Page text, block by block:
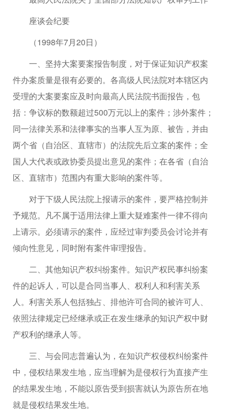
座谈会纪要
（1998年7月20日）
一、坚持大案要案报告制度，对于保证知识产权案
件办案质量是很有必要的。各高级人民法院对本辖区内
受理的大案要案应及时向最高人民法院书面报告，包
括：争议标的数额超过500万元以上的案件；涉外案件；
同一法律关系和法律事实的当事人互为原、被告，并由
两个省（自治区、直辖市）的法院先后立案的案件；全
国人大代表或政协委员提出意见的案件；在各省（自治
区、直辖市）范围内有重大影响的案件等。
对于下级人民法院上报请示的案件，要严格控制并
予规范。凡不属于适用法律上重大疑难案件一律不得向
上请示。必须请示的案件，应经过审判委员会讨论并有
倾向性意见，同时附有案件审理报告。
二、其他知识产权纠纷案件。知识产权民事纠纷案
件的起诉人，可以是合同当事人、权利人和利害关系
人。利害关系人包括独占、排他许可合同的被许可人、
依照法律规定已经继承或正在发生继承的知识产权中财
产权利的继承人等。
三、与会同志普遍认为，在知识产权侵权纠纷案件
中，侵权结果发生地，应当理解为是侵权行为直接产生
的结果发生地，不能以原告受到损害就认为原告所在地
就是侵权结果发生地。